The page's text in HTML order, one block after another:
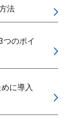
法
つのポイ
に導入